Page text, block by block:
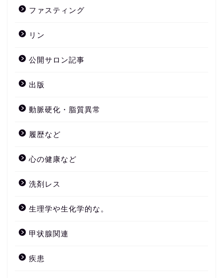
ファスティング
リン
公開サロン記事
出版
動脈硬化・脂質異常
履歴など
心の健康など
洗剤レス
生理学や生化学的な。
甲状腺関連
疾患